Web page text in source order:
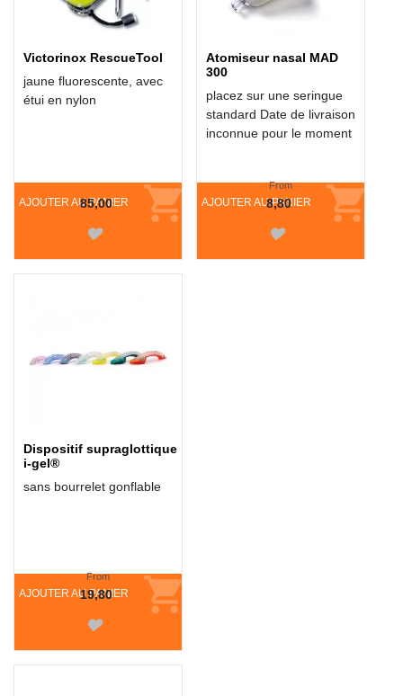
Victorinox RescueTool
jaune fluorescente, avec
étui en nylon
AJOUTER AU PANIER
85,00
Atomiseur nasal MAD
300
placez sur une seringue
standard Date de livraison
inconnue pour le moment
AJOUTER AU PANIER
From
8,80
Dispositif supraglottique
i-gel®
sans bourrelet gonflable
AJOUTER AU PANIER
From
19,80